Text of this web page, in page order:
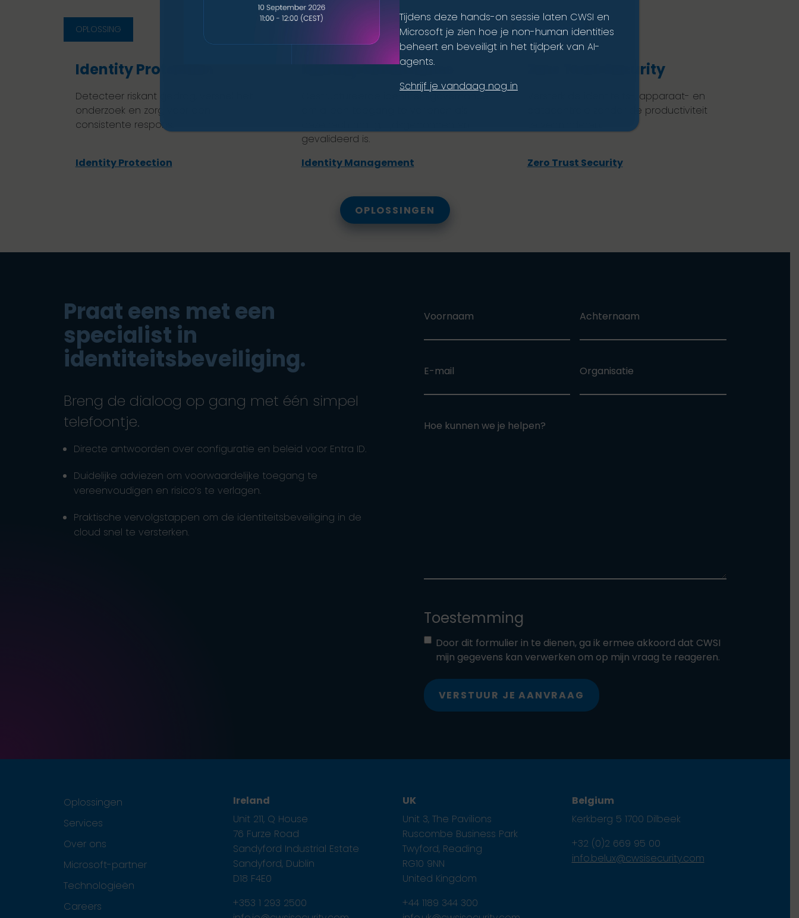
OPLOSSING
Identity Protection
Detecteer riskant gedrag, versnel het
onderzoek en zorg voor een
consistente respons.
Identity Protection
Identity Governance
Gestructureerde identiteitsgovernance
gevalideerd is.
Identity Management
OPLOSSING
Zero Trust Security
Versterk de identiteits-, apparaat- en
datacontrole zonder de productiviteit
Zero Trust Security
OPLOSSINGEN
Praat eens met een
specialist in
identiteitsbeveiliging.
Breng de dialoog op gang met één simpel
telefoontje.
Directe antwoorden over configuratie en beleid voor Entra ID.
Duidelijke adviezen om voorwaardelijke toegang te
vereenvoudigen en risico’s te verlagen.
Praktische vervolgstappen om de identiteitsbeveiliging in de
cloud snel te versterken.
Voornaam Achternaam
E-mail Organisatie
Hoe kunnen we je helpen?
Toestemming
Door dit formulier in te dienen, ga ik ermee akkoord dat CWSI
mijn gegevens kan verwerken om op mijn vraag te reageren.
VERSTUUR JE AANVRAAG
Oplossingen
Services
Over ons
Microsoft-partner
Technologieën
Careers
Ireland
Unit 211, Q House
76 Furze Road
Sandyford Industrial Estate
Sandyford, Dublin
D18 F4E0
+353 1 293 2500
UK
Unit 3, The Pavilions
Ruscombe Business Park
Twyford, Reading
RG10 9NN
United Kingdom
+44 1189 344 300
Belgium
Kerkberg 5 1700 Dilbeek
+32 (0)2 669 95 00
info.belux@cwsisecurity.com
Tijdens deze hands-on sessie laten CWSI en
Microsoft je zien hoe je non-human identities
beheert en beveiligt in het tijdperk van AI-
agents.
Schrijf je vandaag nog in